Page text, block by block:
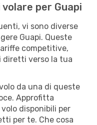
per Guapi
vi sono diverse
Guapi. Queste
competitive,
diretti verso la tua
da una di queste
Approfitta
disponibili per
per te. Che cosa